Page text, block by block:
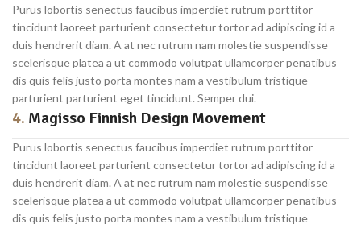
Purus lobortis senectus faucibus imperdiet rutrum porttitor
tincidunt laoreet parturient consectetur tortor ad adipiscing id a
duis hendrerit diam. A at nec rutrum nam molestie suspendisse
scelerisque platea a ut commodo volutpat ullamcorper penatibus
dis quis felis justo porta montes nam a vestibulum tristique
parturient parturient eget tincidunt. Semper dui.
4. Magisso Finnish Design Movement
Purus lobortis senectus faucibus imperdiet rutrum porttitor
tincidunt laoreet parturient consectetur tortor ad adipiscing id a
duis hendrerit diam. A at nec rutrum nam molestie suspendisse
scelerisque platea a ut commodo volutpat ullamcorper penatibus
dis quis felis justo porta montes nam a vestibulum tristique